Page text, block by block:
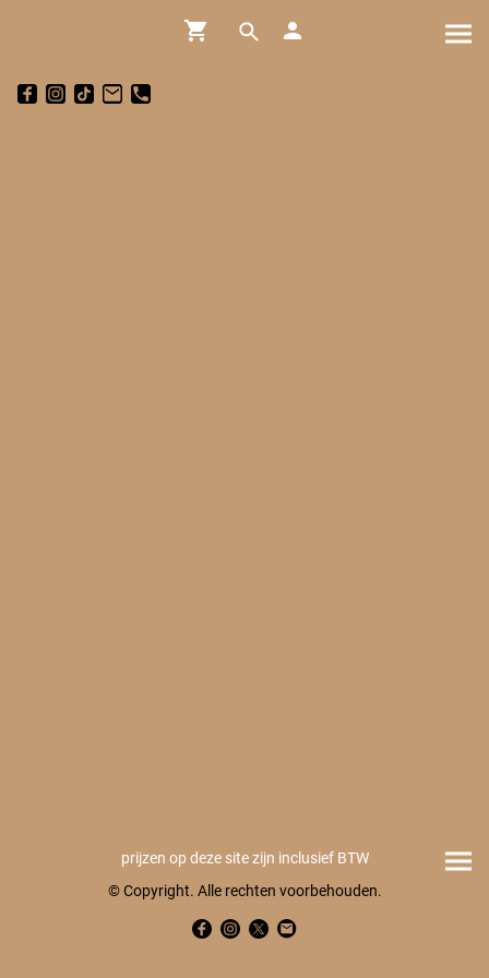
prijzen op deze site zijn inclusief BTW
© Copyright. Alle rechten voorbehouden.